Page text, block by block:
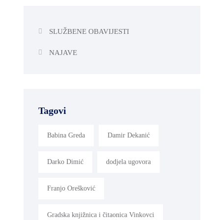
SLUŽBENE OBAVIJESTI
NAJAVE
Tagovi
Babina Greda Damir Dekanić
Darko Dimić dodjela ugovora
Franjo Orešković
Gradska knjižnica i čitaonica Vinkovci